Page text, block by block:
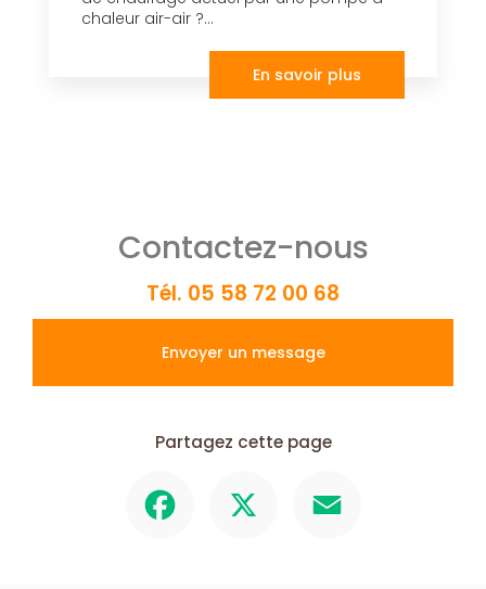
chaleur air-air ?...
En savoir plus
Contactez-nous
Tél. 05 58 72 00 68
Envoyer un message
Partagez cette page